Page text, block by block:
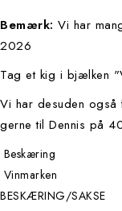
Bemærk: Vi har
2026
Tag et kig i bjælken
Vi har desuden også
gerne til Dennis på
Beskæring
Vinmarken
BESKÆRING/SAKSE